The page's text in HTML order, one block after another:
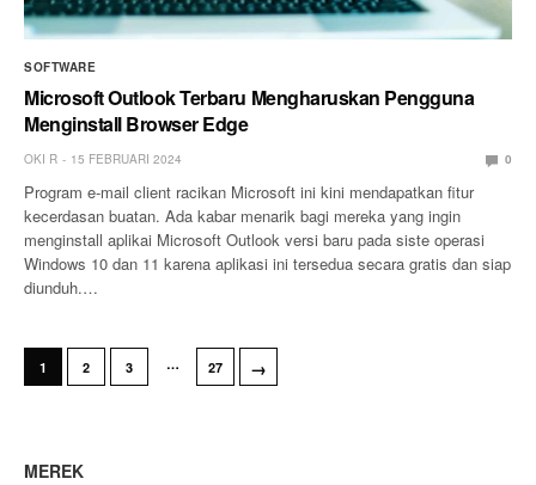
SOFTWARE
Microsoft Outlook Terbaru Mengharuskan Pengguna
Menginstall Browser Edge
OKI R 15 FEBRUARI 2024 0
Program e-mail client racikan Microsoft ini kini mendapatkan fitur
kecerdasan buatan. Ada kabar menarik bagi mereka yang ingin
menginstall aplikai Microsoft Outlook versi baru pada siste operasi
Windows 10 dan 11 karena aplikasi ini tersedua secara gratis dan siap
diunduh.…
1 2 3 … 27 →
MEREK